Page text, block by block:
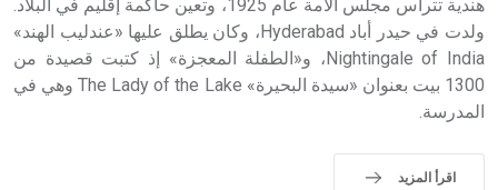
هندية تترأس مجلس الأمة عام 1925، وتعين حاكمة إقليم في البلاد.
ولدت في حيدر أباد Hyderabad، وكان يطلق عليها «عندليب الهند»
Nightingale of India، و«الطفلة المعجزة» إذ كتبت قصيدة من
1300 بيت بعنوان «سيدة البحيرة» The Lady of the Lake وهي في
المدرسة.
اقرأ المزيد